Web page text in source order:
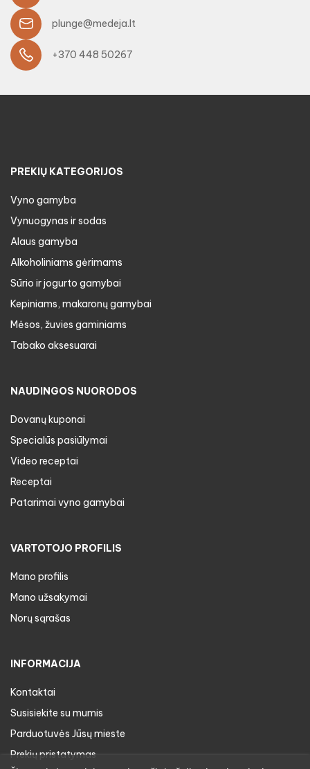
plunge@medeja.lt
+370 448 50267
PREKIŲ KATEGORIJOS
Vyno gamyba
Vynuogynas ir sodas
Alaus gamyba
Alkoholiniams gėrimams
Sūrio ir jogurto gamybai
Kepiniams, makaronų gamybai
Mėsos, žuvies gaminiams
Tabako aksesuarai
NAUDINGOS NUORODOS
Dovanų kuponai
Specialūs pasiūlymai
Video receptai
Receptai
Patarimai vyno gamybai
VARTOTOJO PROFILIS
Mano profilis
Mano užsakymai
Norų sąrašas
INFORMACIJA
Kontaktai
Susisiekite su mumis
Parduotuvės Jūsų mieste
Prekių pristatymas